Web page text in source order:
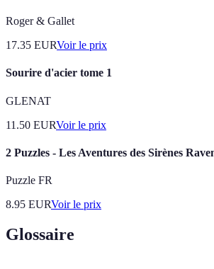
Roger & Gallet
17.35 EURVoir le prix
Sourire d'acier tome 1
GLENAT
11.50 EURVoir le prix
2 Puzzles - Les Aventures des Sirènes
Puzzle FR
8.95 EURVoir le prix
Glossaire